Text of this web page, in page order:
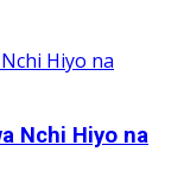
Nchi Hiyo na